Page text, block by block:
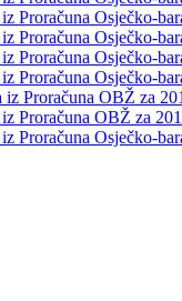
Proračuna Osječko-
Proračuna Osječko-
Proračuna Osječko-
Proračuna Osječko-
iz Proračuna OBŽ za
Proračuna OBŽ za
iz Proračuna Osječko-